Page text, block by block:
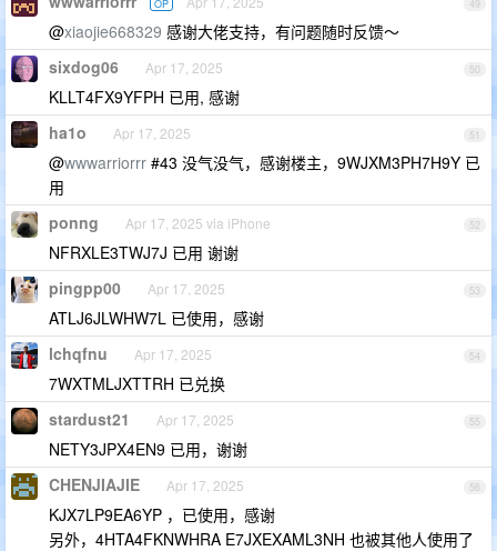
49
OP
@xiaojie668329 感谢大佬支持，有问题随时反馈～
50
sixdog06 Apr 17, 2025
KLLT4FX9YFPH 已用, 感谢
51
ha1o Apr 17, 2025
@wwwarriorrr #43 没气没气，感谢楼主，9WJXM3PH7H9Y 已
用
52
ponng Apr 17, 2025 via iPhone
NFRXLE3TWJ7J 已用 谢谢
53
pingpp00 Apr 17, 2025
ATLJ6JLWHW7L 已使用，感谢
54
lchqfnu Apr 17, 2025
7WXTMLJXTTRH 已兑换
55
stardust21 Apr 17, 2025
NETY3JPX4EN9 已用，谢谢
56
CHENJIAJIE Apr 17, 2025
KJX7LP9EA6YP ，已使用，感谢
另外，4HTA4FKNWHRA E7JXEXAML3NH 也被其他人使用了